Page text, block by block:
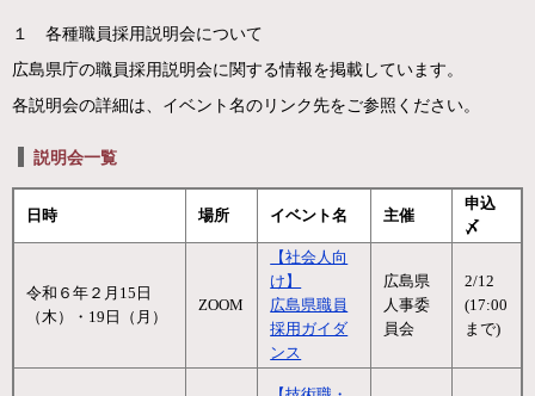
１ 各種職員採用説明会について
広島県庁の職員採用説明会に関する情報を掲載しています。
各説明会の詳細は、イベント名のリンク先をご参照ください。
説明会一覧
日時 場所 イベント名 主催
申込
〆
令和６年２月15日
（木）・19日（月）
ZOOM
【社会人向
け】
広島県職員
採用ガイダ
ンス
広島県
人事委
員会
2/12
​(17:00
まで)